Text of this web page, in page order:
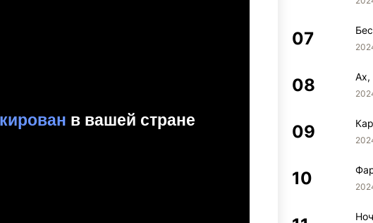
Ах,